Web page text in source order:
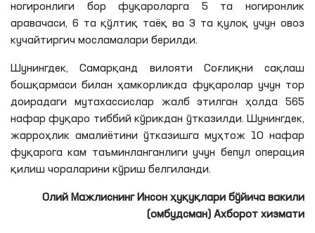
ногиронлиги бор фуқароларга 5 та ногиронлик
аравачаси, 6 та қўлтиқ таёқ ва 3 та қулоқ учун овоз
кучайтиргич мосламалари берилди.
Шунингдек, Самарқанд вилояти Соғлиқни сақлаш
бошқармаси билан ҳамкорликда фуқаролар учун тор
доирадаги мутахассислар жалб этилган ҳолда 565
нафар фуқаро тиббий кўрикдан ўтказилди. Шунингдек,
жарроҳлик амалиётини ўтказишга муҳтож 10 нафар
фуқарога кам таъминланганлиги учун бепул операция
қилиш чораларини кўриш белгиланди.
Олий Мажлиснинг Инсон ҳуқуқлари бўйича вакили
(омбудсман) Ахборот хизмати